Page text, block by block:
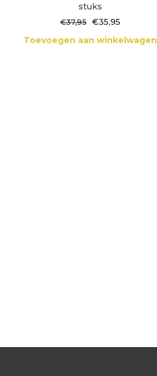
stuks
€37,95
Oorspronkelijke
prijs
was:
€35,95Huidige
is:
Toevoegen aan winkelwagen